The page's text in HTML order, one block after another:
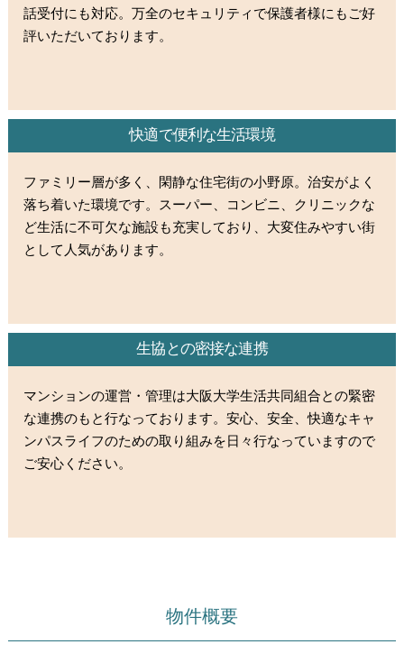
話受付にも対応。万全のセキュリティで保護者様にもご好
評いただいております。
快適で便利な生活環境
ファミリー層が多く、閑静な住宅街の小野原。治安がよく
落ち着いた環境です。スーパー、コンビニ、クリニックな
ど生活に不可欠な施設も充実しており、大変住みやすい街
として人気があります。
生協との密接な連携
マンションの運営・管理は大阪大学生活共同組合との緊密
な連携のもと行なっております。安心、安全、快適なキャ
ンパスライフのための取り組みを日々行なっていますので
ご安心ください。
物件概要